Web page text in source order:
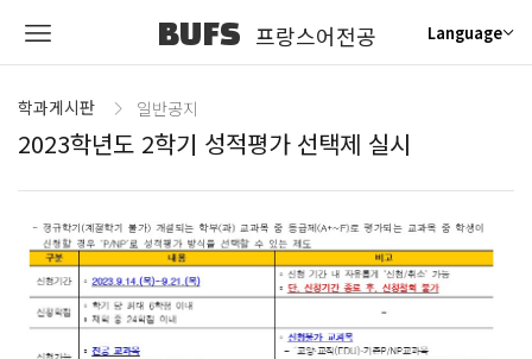
BUFS 프랑스어전공 Language
학과게시판 일반공지
2023학년도 2학기 성적평가 선택제 실시